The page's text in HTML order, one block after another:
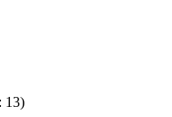
13)